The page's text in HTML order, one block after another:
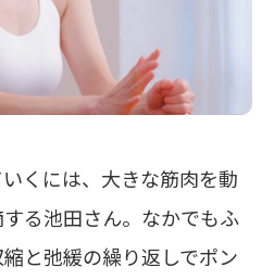
くには、大きな筋肉を動
る池田さん。なかでもふ
と弛緩の繰り返しでポン